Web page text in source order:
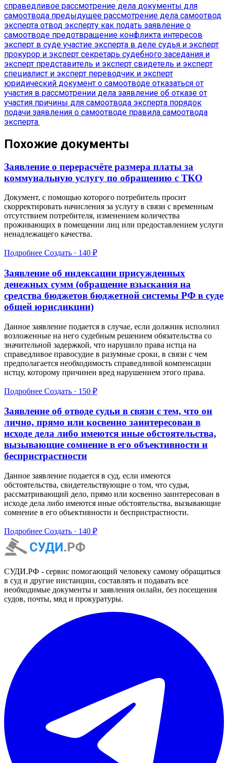
справедливое рассмотрение дела документы для
самоотвода предыдущее рассмотрение дела самоотвод
эксперта отвод эксперту как подать заявление о
самоотводе предотвращение конфликта интересов
эксперт в суде участие эксперта в деле судья и эксперт
прокурор и эксперт секретарь судебного заседания и
эксперт представитель и эксперт свидетель и эксперт
специалист и эксперт переводчик и эксперт
юридический документ о самоотводе отказаться от
участия в рассмотрении дела заявление об отказе от
участия причины для самоотвода эксперта порядок
подачи заявления о самоотводе правила самоотвода
эксперта.
Похожие документы
Заявление о перерасчёте размера платы за
коммунальную услугу по обращению с ТКО
Документ, с помощью которого потребитель просит
скорректировать начисления за услугу в связи с временным
отсутствием потребителя, изменением количества
проживающих в помещении лиц или предоставлением услуги
ненадлежащего качества.
Подробнее Создать · 140 ₽
Заявление об индексации присужденных
денежных сумм (обращение взыскания на
средства бюджетов бюджетной системы РФ в суде
общей юрисдикции)
Данное заявление подается в случае, если должник исполнил
возложенные на него судебным решением обязательства со
значительной задержкой, что нарушило права истца на
справедливое правосудие в разумные сроки, в связи с чем
предполагается необходимость справедливой компенсации
истцу, которому причинен вред нарушением этого права.
Подробнее Создать · 150 ₽
Заявление об отводе судьи в связи с тем, что он
лично, прямо или косвенно заинтересован в
исходе дела либо имеются иные обстоятельства,
вызывающие сомнение в его объективности и
беспристрастности
Данное заявление подается в суд, если имеются
обстоятельства, свидетельствующие о том, что судья,
рассматривающий дело, прямо или косвенно заинтересован в
исходе дела либо имеются иные обстоятельства, вызывающие
сомнение в его объективности и беспристрастности.
Подробнее Создать · 140 ₽
СУДИ.РФ - сервис помогающий человеку самому обращаться
в суд и другие инстанции, составлять и подавать все
необходимые документы и заявления онлайн, без посещения
судов, почты, мвд и прокуратуры.